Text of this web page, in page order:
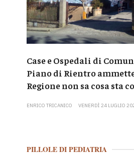
Case e Ospedali di
Piano di Rientro
Regione non sa cosa sta
ENRICO TRICANICO VENERDÌ 24 LUGLIO
PILLOLE DI PEDIATRIA